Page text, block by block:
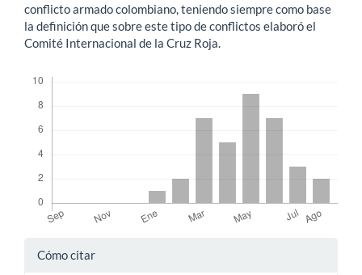
conflicto armado colombiano, teniendo siempre como base
la definición que sobre este tipo de conflictos elaboró el
Comité Internacional de la Cruz Roja.
Detalles
Cómo citar